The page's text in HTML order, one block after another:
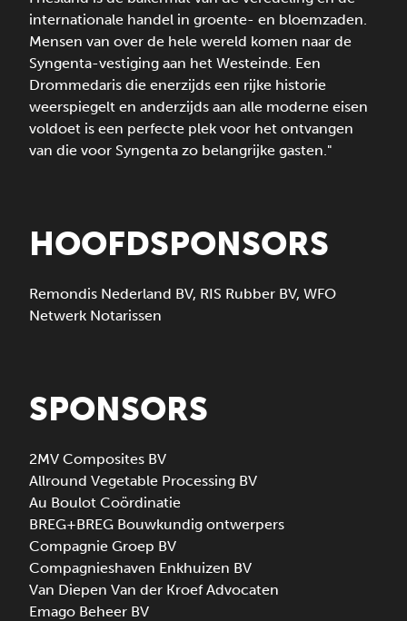
internationale handel in groente- en bloemzaden.
Mensen van over de hele wereld komen naar de
Syngenta-vestiging aan het Westeinde. Een
Drommedaris die enerzijds een rijke historie
weerspiegelt en anderzijds aan alle moderne eisen
voldoet is een perfecte plek voor het ontvangen
van die voor Syngenta zo belangrijke gasten."
HOOFDSPONSORS
Remondis Nederland BV, RIS Rubber BV, WFO
Netwerk Notarissen
SPONSORS
2MV Composites BV
Allround Vegetable Processing BV
Au Boulot Coördinatie
BREG+BREG Bouwkundig ontwerpers
Compagnie Groep BV
Compagnieshaven Enkhuizen BV
Van Diepen Van der Kroef Advocaten
Emago Beheer BV